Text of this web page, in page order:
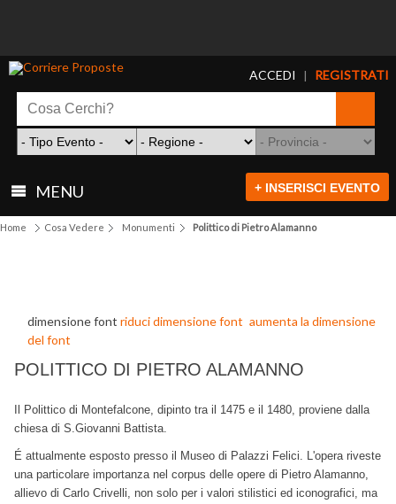
ACCEDI | REGISTRATI
MENU + INSERISCI EVENTO
Home Cosa Vedere Monumenti Polittico di Pietro Alamanno
dimensione font riduci dimensione font aumenta la dimensione
del font
POLITTICO DI PIETRO ALAMANNO
Il Polittico di Montefalcone, dipinto tra il 1475 e il 1480, proviene dalla
chiesa di S.Giovanni Battista.
É attualmente esposto presso il Museo di Palazzi Felici. L'opera riveste
una particolare importanza nel corpus delle opere di Pietro Alamanno,
allievo di Carlo Crivelli, non solo per i valori stilistici ed iconografici, ma